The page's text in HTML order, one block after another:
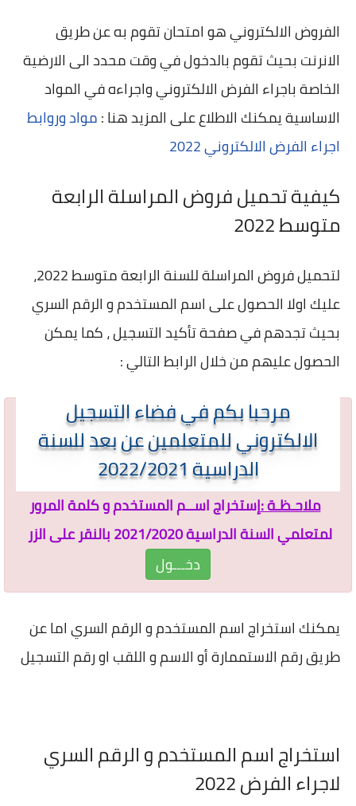
الفروض الالكتروني هو امتحان تقوم به عن طريق
الانرنت بحيث تقوم بالدخول في وقت محدد الى الارضية
الخاصة باجراء الفرض الالكتروني واجراءه في المواد
الاساسية يمكنك الاطلاع على المزيد هنا :مواد وروابط
اجراء الفرض الالكتروني 2022
كيفية تحميل فروض المراسلة الرابعة
متوسط 2022
لتحميل فروض المراسلة للسنة الرابعة متوسط 2022،
عليك اولا الحصول على اسم المستخدم و الرقم السري
بحيث تجدهم في صفحة تأكيد التسجيل ، كما يمكن
الحصول عليهم من خلال الرابط التالي :
مرحبا بكم في فضاء التسجيل
الالكتروني للمتعلمين عن بعد للسنة
الدراسية 2022/2021
ملاحـظـة :إستخراج اســم المستخدم و كلمة المرور
لمتعلمي السنة الدراسية 2021/2020 بالنقر على الزر
دخـــول
يمكنك استخراج اسم المستخدم و الرقم السري اما عن
طريق رقم الاستممارة أو الاسم و اللقب او رقم التسجيل
استخراج اسم المستخدم و الرقم السري
لاجراء الفرض 2022